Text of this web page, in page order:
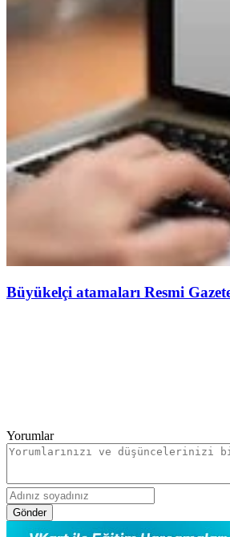
Büyükelçi atamaları Resmi
Yorumlar
Gönder